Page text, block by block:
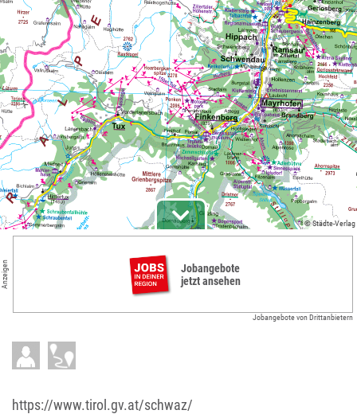
© Städte-Verlag
Anzeigen
Jobangebote
jetzt ansehen
Jobangebote von Drittanbietern
https://www.tirol.gv.at/schwaz/